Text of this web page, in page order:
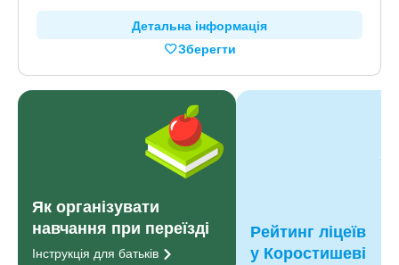
Детальна інформація
Зберегти
Як організувати
навчання при переїзді
Інструкція для батьків
Рейтинг ліцеїв
у Коростишеві